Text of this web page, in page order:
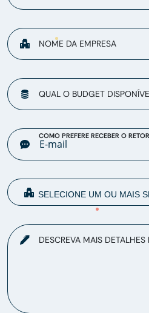
NOME DA EMPRESA
QUAL O BUDGET
COMO PREFERE RECEBER O
DESCREVA MAIS